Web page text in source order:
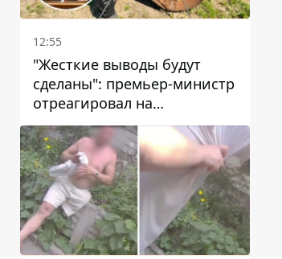
12:55
"Жесткие выводы будут
сделаны": премьер-министр
отреагировал на
несколькодневное
отсутствие воды в Марганце